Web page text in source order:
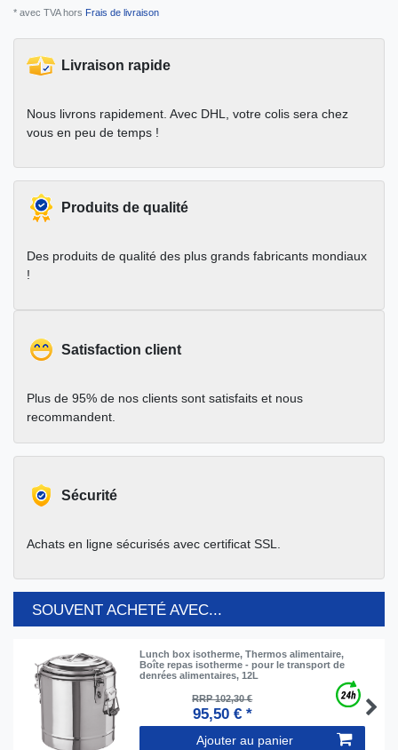
* avec TVA hors Frais de livraison
Livraison rapide
Nous livrons rapidement. Avec DHL, votre colis sera chez
vous en peu de temps !
Produits de qualité
Des produits de qualité des plus grands fabricants mondiaux
!
Satisfaction client
Plus de 95% de nos clients sont satisfaits et nous
recommandent.
Sécurité
Achats en ligne sécurisés avec certificat SSL.
SOUVENT ACHETÉ AVEC...
Lunch box isotherme, Thermos alimentaire,
Boîte repas isotherme - pour le transport de
denrées alimentaires, 12L
RRP 102,30 €
95,50 € *
Ajouter au panier